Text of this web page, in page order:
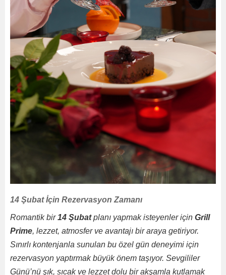
14 Şubat İçin Rezervasyon Zamanı
Romantik bir14 Şubatplanı yapmak isteyenler için Grill
Prime, lezzet, atmosfer ve avantajı bir araya getiriyor.
Sınırlı kontenjanla sunulan bu özel gün deneyimi için
rezervasyon yaptırmak büyük önem taşıyor. Sevgililer
Günü’nü şık, sıcak ve lezzet dolu bir akşamla kutlamak